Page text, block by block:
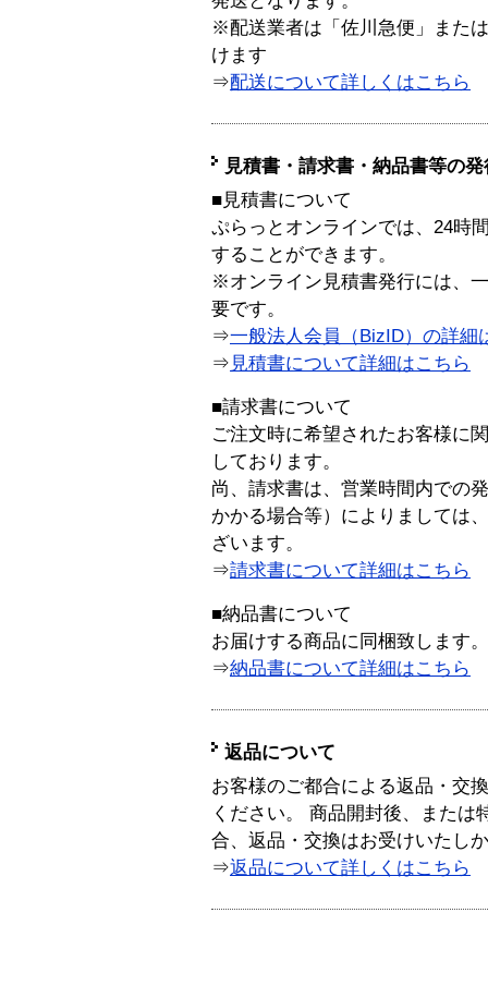
※配送業者は「佐川急便」また
けます
⇒配送について詳しくはこちら
見積書・請求書・納品書等の
■見積書について
ぷらっとオンラインでは、24時
することができます。
※オンライン見積書発行には、
要です。
⇒一般法人会員（BizID）の詳細
⇒ 見積書について詳細はこちら
■請求書について
ご注文時に希望されたお客様に
しております。
尚、請求書は、営業時間内での
かかる場合等）によりましては
ざいます。
⇒請求書について詳細はこちら
■納品書について
お届けする商品に同梱致します。
⇒納品書について詳細はこちら
返品について
お客様のご都合による返品・交
ください。 商品開封後、または
合、返品・交換はお受けいたし
⇒返品について詳しくはこちら